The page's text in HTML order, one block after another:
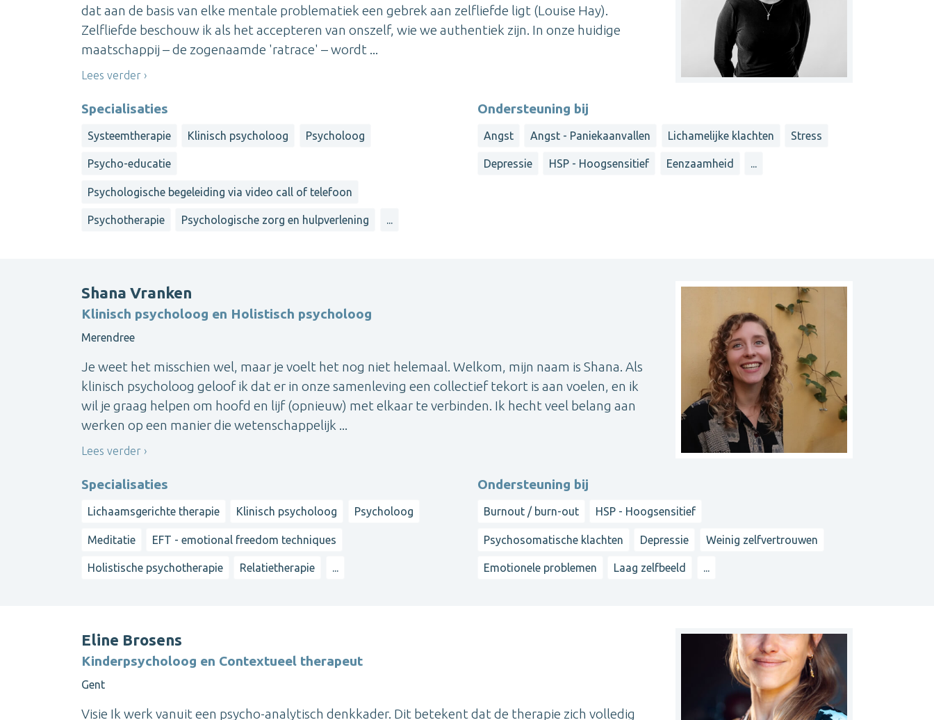
dat aan de basis van elke mentale problematiek een gebrek aan zelfliefde ligt (Louise Hay).
Zelfliefde beschouw ik als het accepteren van onszelf, wie we authentiek zijn. In onze huidige
maatschappij – de zogenaamde 'ratrace' – wordt ...
Lees verder
Specialisaties
Systeemtherapie Klinisch psycholoog Psycholoog
Psycho-educatie
Psychologische begeleiding via video call of telefoon
Psychotherapie Psychologische zorg en hulpverlening ...
Ondersteuning bij
Angst Angst - Paniekaanvallen Lichamelijke klachten Stress
Depressie HSP - Hoogsensitief Eenzaamheid ...
Shana Vranken
Klinisch psycholoog en Holistisch psycholoog
Merendree
Je weet het misschien wel, maar je voelt het nog niet helemaal. Welkom, mijn naam is Shana. Als
klinisch psycholoog geloof ik dat er in onze samenleving een collectief tekort is aan voelen, en ik
wil je graag helpen om hoofd en lijf (opnieuw) met elkaar te verbinden. Ik hecht veel belang aan
werken op een manier die wetenschappelijk ...
Lees verder
Specialisaties
Lichaamsgerichte therapie Klinisch psycholoog Psycholoog
Meditatie EFT - emotional freedom techniques
Holistische psychotherapie Relatietherapie ...
Ondersteuning bij
Burnout / burn-out HSP - Hoogsensitief
Psychosomatische klachten Depressie Weinig zelfvertrouwen
Emotionele problemen Laag zelfbeeld ...
Eline Brosens
Kinderpsycholoog en Contextueel therapeut
Gent
Visie Ik werk vanuit een psycho-analytisch denkkader. Dit betekent dat de therapie zich volledig